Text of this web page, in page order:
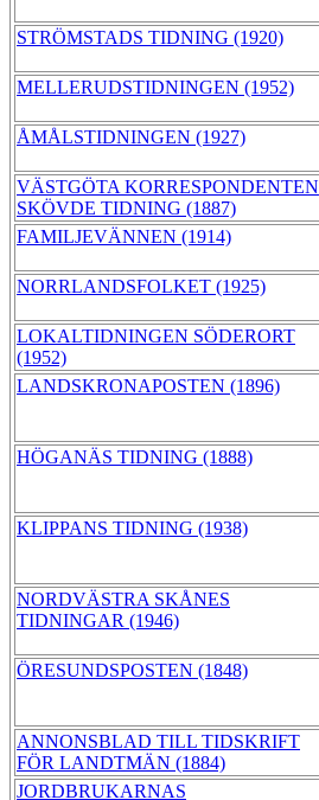
STRÖMSTADS TIDNING (1920)
MELLERUDSTIDNINGEN (1952)
ÅMÅLSTIDNINGEN (1927)
VÄSTGÖTA KORRESPONDENTEN
SKÖVDE TIDNING (1887)
FAMILJEVÄNNEN (1914)
NORRLANDSFOLKET (1925)
LOKALTIDNINGEN SÖDERORT
(1952)
LANDSKRONAPOSTEN (1896)
HÖGANÄS TIDNING (1888)
KLIPPANS TIDNING (1938)
NORDVÄSTRA SKÅNES
TIDNINGAR (1946)
ÖRESUNDSPOSTEN (1848)
ANNONSBLAD TILL TIDSKRIFT
FÖR LANDTMÄN (1884)
JORDBRUKARNAS